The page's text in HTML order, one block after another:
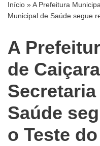
Início »A Prefeitura
Municipal de Saúde segue
A
de
Saúde
o Teste